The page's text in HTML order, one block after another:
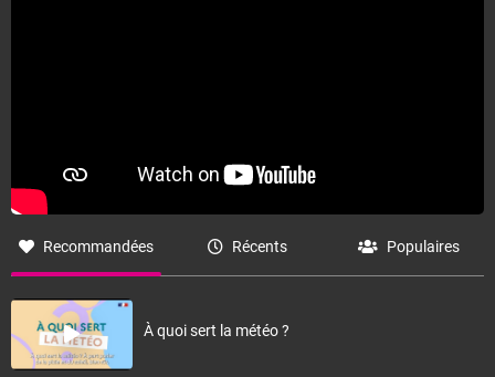
Recommandées Récents Populaires
À quoi sert la météo ?